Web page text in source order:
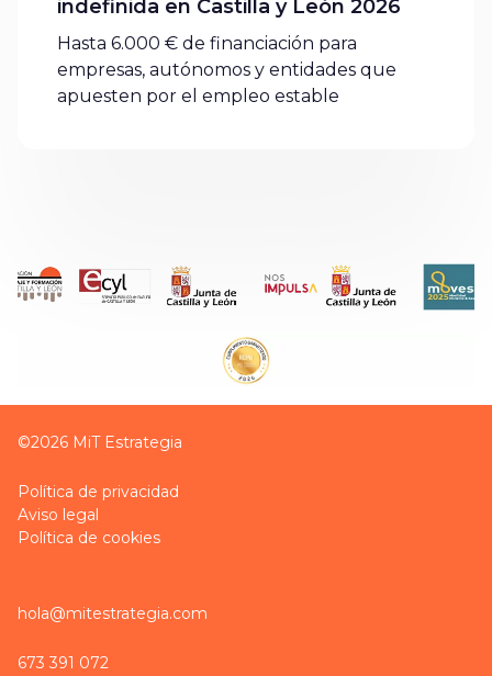
indefinida en Castilla y León 2026
Hasta 6.000 € de financiación para
empresas, autónomos y entidades que
apuesten por el empleo estable
©2026 MiT Estrategia
Política de privacidad
Aviso legal
Política de cookies
hola@mitestrategia.com
673 391 072